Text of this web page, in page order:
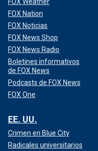
FOX Weather
FOX Nation
FOX Noticias
FOX News Shop
FOX News Radio
Boletines informativos
de FOX News
Podcasts de FOX News
FOX One
EE. UU.
Crimen en Blue City
Radicales universitarios